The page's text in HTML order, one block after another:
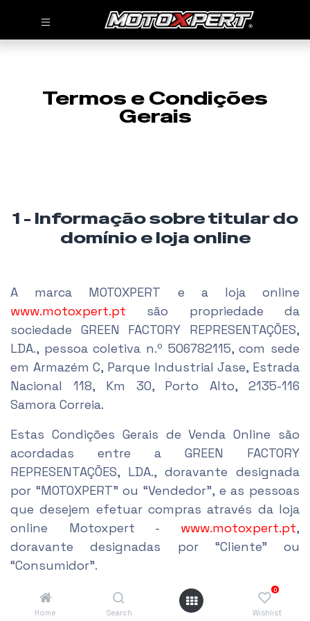
Home Search
0
Wishlist
Termos e Condições
Gerais
1 - Informação sobre titular do
domínio e loja online
A marca MOTOXPERT e a loja online
www.motoxpert.pt são propriedade da
sociedade GREEN FACTORY REPRESENTAÇÕES,
LDA., pessoa coletiva n.º 506782115, com sede
em Armazém C, Parque Industrial Jase, Estrada
Nacional 118, Km 30, Porto Alto, 2135-116
Samora Correia.
Estas Condições Gerais de Venda Online são
acordadas entre a GREEN FACTORY
REPRESENTAÇÕES, LDA., doravante designada
por “MOTOXPERT” ou “Vendedor”, e as pessoas
que desejem efetuar compras através da loja
online Motoxpert - www.motoxpert.pt,
doravante designadas por “Cliente” ou
“Consumidor”.
Estas condições aplicam-se exclusivamente a
pessoas singulares não comerciantes,